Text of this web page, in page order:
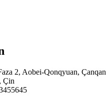
2, Aobei-Qonqyuan, Çanqan
Çin